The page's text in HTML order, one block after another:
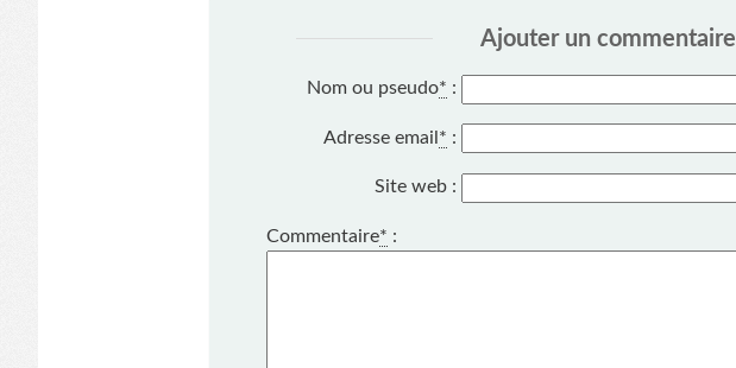
Ajouter un commentaire
Nom ou pseudo* :
Adresse email * :
Site web :
Commentaire* :